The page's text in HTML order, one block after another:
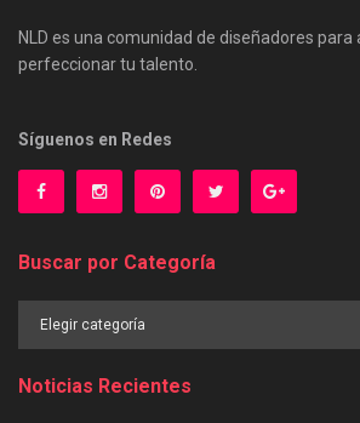
NLD es una comunidad de diseñadores
perfeccionar tu talento.
Síguenos en Redes
Buscar por Categoría
Noticias Recientes